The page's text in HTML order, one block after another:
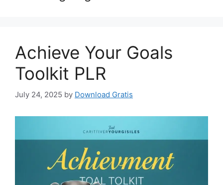
Achieve Your Goals
Toolkit PLR
July 24, 2025 by Download Gratis